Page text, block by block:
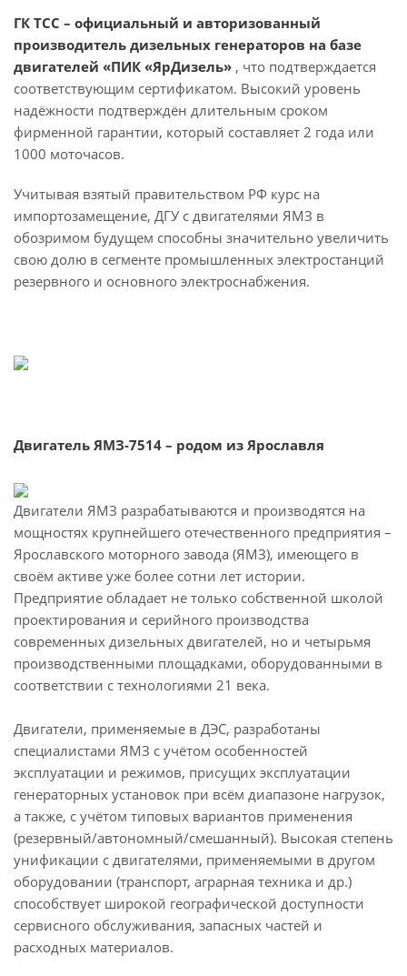
ГК ТСС – официальный и авторизованный
производитель дизельных генераторов на базе
двигателей «ПИК «ЯрДизель» , что подтверждается
соответствующим сертификатом. Высокий уровень
надёжности подтверждён длительным сроком
фирменной гарантии, который составляет 2 года или
1000 моточасов.
Учитывая взятый правительством РФ курс на
импортозамещение, ДГУ с двигателями ЯМЗ в
обозримом будущем способны значительно увеличить
свою долю в сегменте промышленных электростанций
резервного и основного электроснабжения.
Двигатель ЯМЗ-7514 – родом из Ярославля
Двигатели ЯМЗ разрабатываются и производятся на
мощностях крупнейшего отечественного предприятия –
Ярославского моторного завода (ЯМЗ), имеющего в
своём активе уже более сотни лет истории.
Предприятие обладает не только собственной школой
проектирования и серийного производства
современных дизельных двигателей, но и четырьмя
производственными площадками, оборудованными в
соответствии с технологиями 21 века.
Двигатели, применяемые в ДЭС, разработаны
специалистами ЯМЗ с учётом особенностей
эксплуатации и режимов, присущих эксплуатации
генераторных установок при всём диапазоне нагрузок,
а также, с учётом типовых вариантов применения
(резервный/автономный/смешанный). Высокая степень
унификации с двигателями, применяемыми в другом
оборудовании (транспорт, аграрная техника и др.)
способствует широкой географической доступности
сервисного обслуживания, запасных частей и
расходных материалов.